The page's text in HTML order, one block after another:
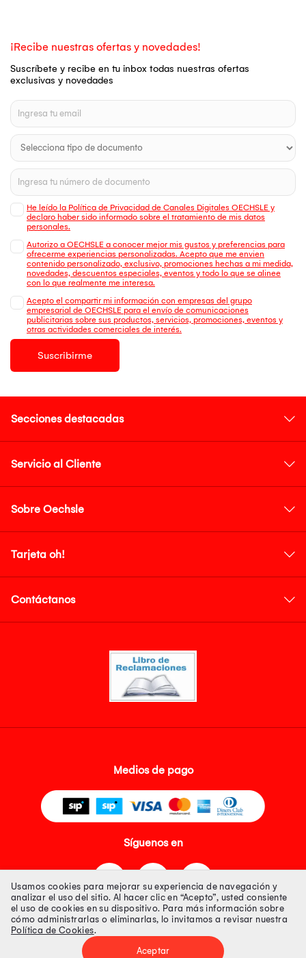
¡Recibe nuestras ofertas y novedades!
Suscríbete y recibe en tu inbox todas nuestras ofertas
exclusivas y novedades
He leído la Política de Privacidad de Canales Digitales OECHSLE y
declaro haber sido informado sobre el tratamiento de mis datos
personales.
Autorizo a OECHSLE a conocer mejor mis gustos y preferencias para
ofrecerme experiencias personalizadas. Acepto que me envien
contenido personalizado, exclusivo, promociones hechas a mi medida,
novedades, descuentos especiales, eventos y todo lo que se alinee
con lo que realmente me interesa.
Acepto el compartir mi información con empresas del grupo
empresarial de OECHSLE para el envío de comunicaciones
publicitarias sobre sus productos, servicios, promociones, eventos y
otras actividades comerciales de interés.
Suscribirme
Secciones destacadas
Servicio al Cliente
Sobre Oechsle
Tarjeta oh!
Contáctanos
Medios de pago
Síguenos en
Tienda 100% Segura
Usamos cookies para mejorar su experiencia de navegación y
analizar el uso del sitio. Al hacer clic en “Acepto”, usted consiente
el uso de cookies en su dispositivo. Para más información sobre
cómo administrarlas o eliminarlas, lo invitamos a revisar nuestra
Política de Cookies.
Aceptar